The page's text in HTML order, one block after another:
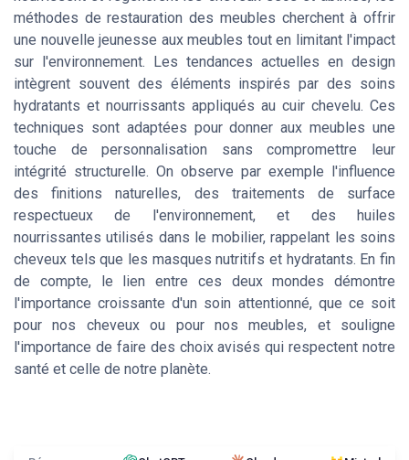
méthodes de restauration des meubles cherchent à offrir
une nouvelle jeunesse aux meubles tout en limitant l'impact
sur l'environnement. Les tendances actuelles en design
intègrent souvent des éléments inspirés par des soins
hydratants et nourrissants appliqués au cuir chevelu. Ces
techniques sont adaptées pour donner aux meubles une
touche de personnalisation sans compromettre leur
intégrité structurelle. On observe par exemple l'influence
des finitions naturelles, des traitements de surface
respectueux de l'environnement, et des huiles
nourrissantes utilisés dans le mobilier, rappelant les soins
cheveux tels que les masques nutritifs et hydratants. En fin
de compte, le lien entre ces deux mondes démontre
l'importance croissante d'un soin attentionné, que ce soit
pour nos cheveux ou pour nos meubles, et souligne
l'importance de faire des choix avisés qui respectent notre
santé et celle de notre planète.